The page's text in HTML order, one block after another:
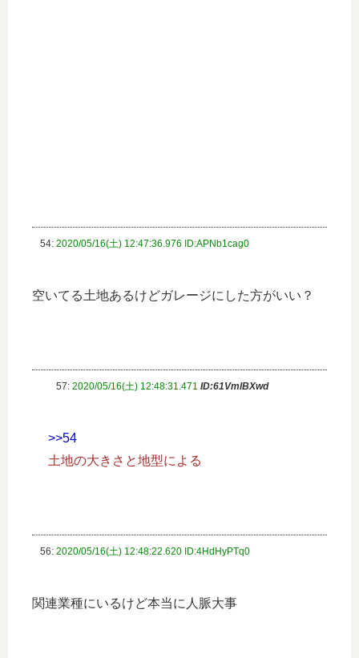
54: 2020/05/16(土) 12:47:36.976 ID:APNb1cag0
空いてる土地あるけどガレージにした方がいい？
57: 2020/05/16(土) 12:48:31.471 ID:61VmlBXwd
>>54
土地の大きさと地型による
56: 2020/05/16(土) 12:48:22.620 ID:4HdHyPTq0
関連業種にいるけど本当に人脈大事